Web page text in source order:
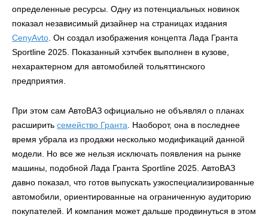
определенные ресурсы. Одну из потенциальных новинок
показал независимый дизайнер на страницах издания
CenyAvto . Он создал изображения концепта Лада Гранта
Sportline 2025. Показанный хэтчбек выполнен в кузове,
нехарактерном для автомобилей тольяттинского
предприятия.
При этом сам АвтоВАЗ официально не объявлял о планах
расширить семейство Гранта . Наоборот, она в последнее
время убрала из продажи несколько модификаций данной
модели. Но все же нельзя исключать появления на рынке
машины, подобной Лада Гранта Sportline 2025. АвтоВАЗ
давно показал, что готов выпускать узкоспециализированные
автомобили, ориентированные на ограниченную аудиторию
покупателей. И компания может дальше продвинуться в этом